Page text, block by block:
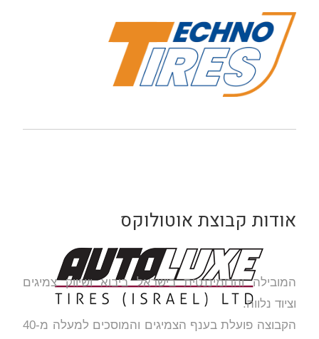
אודות קבוצת אוטולוקס
המובילה והדומיננטית בישראל ביבוא ושיווק צמיגים
וציוד נלווה.
הקבוצה פועלת בענף הצמיגים והמוסכים למעלה מ-40